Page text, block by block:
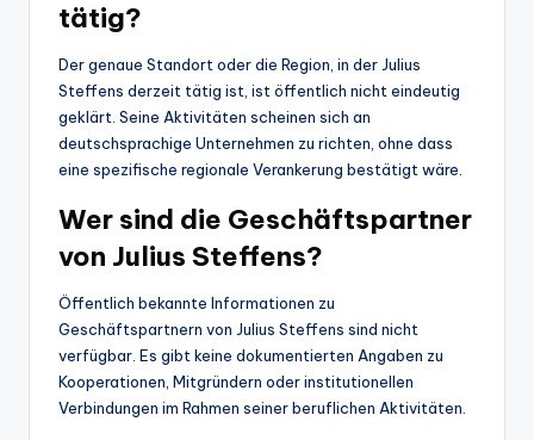
tätig?
Der genaue Standort oder die Region, in der Julius
Steffens derzeit tätig ist, ist öffentlich nicht eindeutig
geklärt. Seine Aktivitäten scheinen sich an
deutschsprachige Unternehmen zu richten, ohne dass
eine spezifische regionale Verankerung bestätigt wäre.
Wer sind die Geschäftspartner
von Julius Steffens?
Öffentlich bekannte Informationen zu
Geschäftspartnern von Julius Steffens sind nicht
verfügbar. Es gibt keine dokumentierten Angaben zu
Kooperationen, Mitgründern oder institutionellen
Verbindungen im Rahmen seiner beruflichen Aktivitäten.